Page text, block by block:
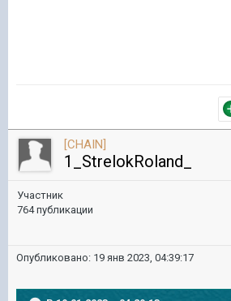
[CHAIN]
1_StrelokRoland_
Участник
764 публикации
Опубликовано: 19 янв 2023, 04:39:17